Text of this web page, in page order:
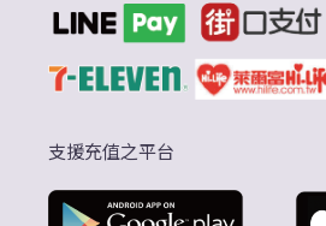
支援充值之平台